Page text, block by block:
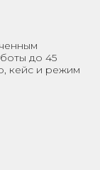
до 45
кейс и режим
↗